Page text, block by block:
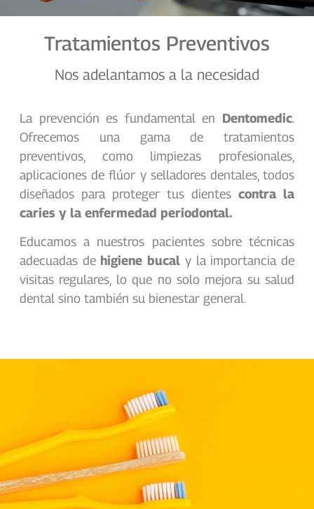
Tratamientos Preventivos
Nos adelantamos a la necesidad
La prevención es fundamental en Dentomedic.
Ofrecemos una gama de tratamientos
preventivos, como limpiezas profesionales,
aplicaciones de flúor y selladores dentales, todos
diseñados para proteger tus dientes contra la
caries y la enfermedad periodontal.
Educamos a nuestros pacientes sobre técnicas
adecuadas de higiene bucal y la importancia de
visitas regulares, lo que no solo mejora su salud
dental sino también su bienestar general.